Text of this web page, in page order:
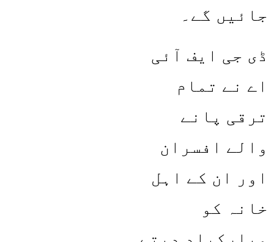
جائیں گے۔
ڈی جی ایف آئی
اے نے تمام
ترقی پانے
والے افسران
اور ان کے اہل
خانہ کو